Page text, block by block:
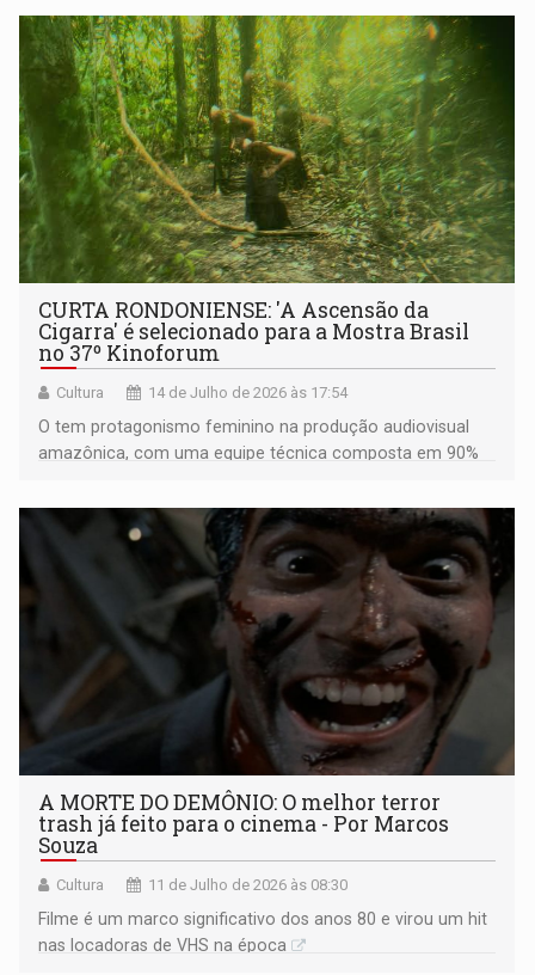
CURTA RONDONIENSE: 'A Ascensão da
Cigarra' é selecionado para a Mostra Brasil
no 37º Kinoforum
Cultura 14 de Julho de 2026 às 17:54
O tem protagonismo feminino na produção audiovisual
amazônica, com uma equipe técnica composta em 90%
Rondônia
A MORTE DO DEMÔNIO: O melhor terror
trash já feito para o cinema - Por Marcos
Souza
Cultura 11 de Julho de 2026 às 08:30
Filme é um marco significativo dos anos 80 e virou um hit
nas locadoras de VHS na época